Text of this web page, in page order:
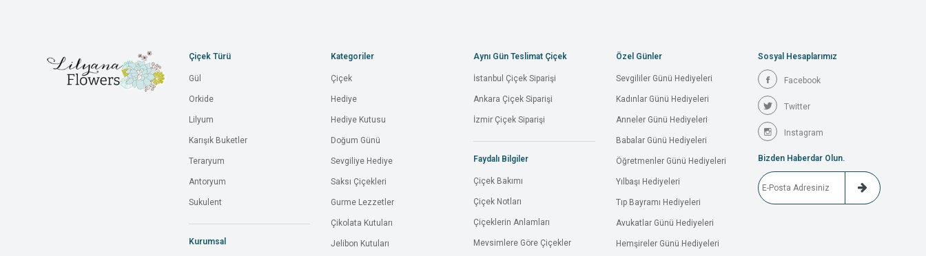
Çiçek Türü
Gül
Orkide
Lilyum
Karışık Buketler
Teraryum
Antoryum
Sukulent
Kurumsal
Kategoriler
Çiçek
Hediye
Hediye Kutusu
Doğum Günü
Sevgiliye Hediye
Saksı Çiçekleri
Gurme Lezzetler
Çikolata Kutuları
Jelibon Kutuları
Aynı Gün Teslimat Çiçek
İstanbul Çiçek Siparişi
Ankara Çiçek Siparişi
İzmir Çiçek Siparişi
Faydalı Bilgiler
Çiçek Bakımı
Çiçek Notları
Çiçeklerin Anlamları
Mevsimlere Göre Çiçekler
Özel Günler
Sevgililer Günü Hediyeleri
Kadınlar Günü Hediyeleri
Anneler Günü Hediyeleri
Babalar Günü Hediyeleri
Öğretmenler Günü Hediyeleri
Yılbaşı Hediyeleri
Tıp Bayramı Hediyeleri
Avukatlar Günü Hediyeleri
Hemşireler Günü Hediyeleri
Sosyal Hesaplarımız
Facebook
Twitter
Instagram
Bizden Haberdar Olun.